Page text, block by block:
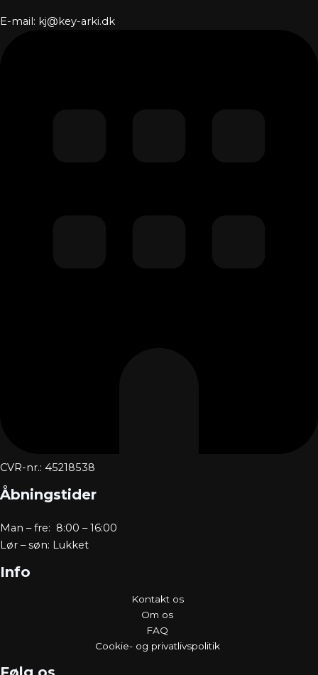
E-mail: kj@key-arki.dk
CVR-nr.: 45218538
Åbningstider
Man – fre: 8:00 – 16:00
Lør – søn: Lukket
Info
Kontakt os
Om os
FAQ
Cookie- og privatlivspolitik